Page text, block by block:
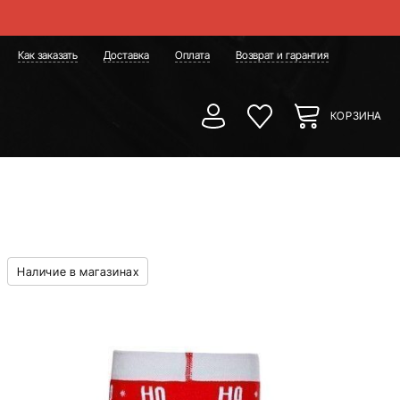
Как заказать Доставка Оплата Возврат и гарантия
КОРЗИНА
Наличие в магазинах